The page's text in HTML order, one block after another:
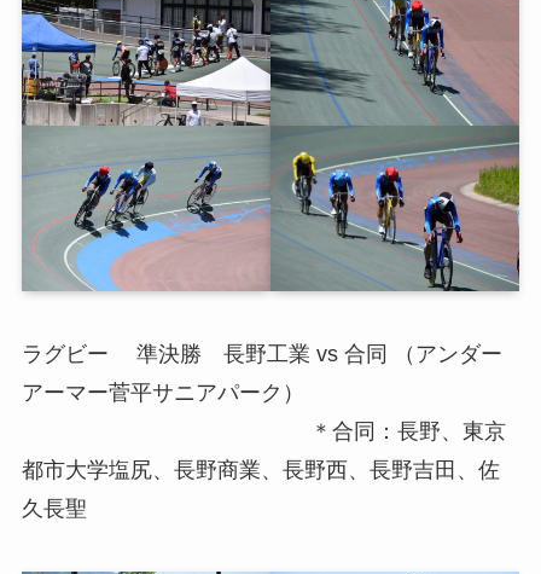
ラグビー 準決勝 長野工業 vs 合同 （アンダー
アーマー菅平サニアパーク）
＊合同：長野、東京
都市大学塩尻、長野商業、長野西、長野吉田、佐
久長聖